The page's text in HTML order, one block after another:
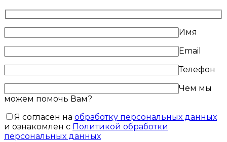
Имя
Email
Телефон
Чем мы
можем помочь Вам?
Я согласен на обработку персональных данных
и ознакомлен с Политикой обработки
персональных данных